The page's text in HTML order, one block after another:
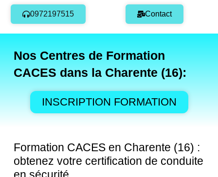
0972197515 Contact
Nos Centres de Formation
CACES dans la Charente (16):
INSCRIPTION FORMATION
Formation CACES en Charente (16) :
obtenez votre certification de conduite